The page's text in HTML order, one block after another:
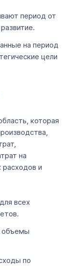
период от
на период
цели
которая
на
и
всех
объемы
по